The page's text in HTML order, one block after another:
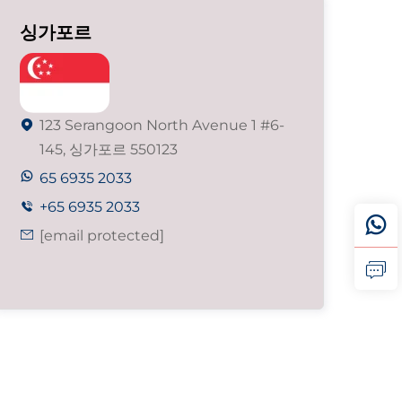
싱가포르
 123 Serangoon North Avenue 1 #6-
145, 싱가포르 550123
65 6935 2033
 +65 6935 2033
 [email protected]